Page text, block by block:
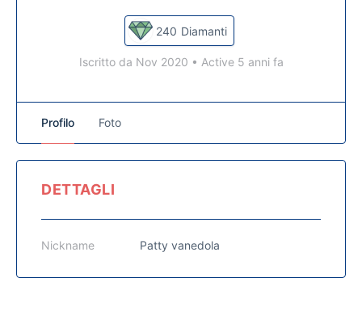
240 Diamanti
Iscritto da Nov 2020 • Active 5 anni fa
Profilo Foto
DETTAGLI
Nickname Patty vanedola